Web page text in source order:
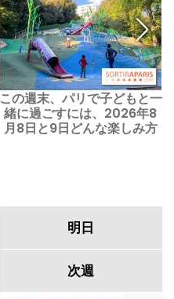
この週末、パリで子どもと一
緒に過ごすには、2026年8
月8日と9日どんな楽しみ方
明日
次週